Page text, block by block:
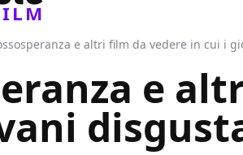
e altri film da vedere in cui i
e